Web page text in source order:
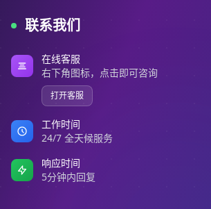
联系我们
在线客服
右下角图标，点击即可咨询
打开客服
工作时间
24/7 全天候服务
响应时间
5分钟内回复